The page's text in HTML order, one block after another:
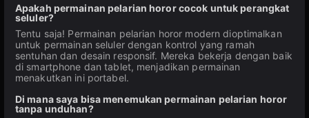
Apakah permainan pelarian horor cocok untuk perangkat
seluler?
Tentu saja! Permainan pelarian horor modern dioptimalkan
untuk permainan seluler dengan kontrol yang ramah
sentuhan dan desain responsif. Mereka bekerja dengan baik
di smartphone dan tablet, menjadikan permainan
menakutkan ini portabel.
Di mana saya bisa menemukan permainan pelarian horor
tanpa unduhan?